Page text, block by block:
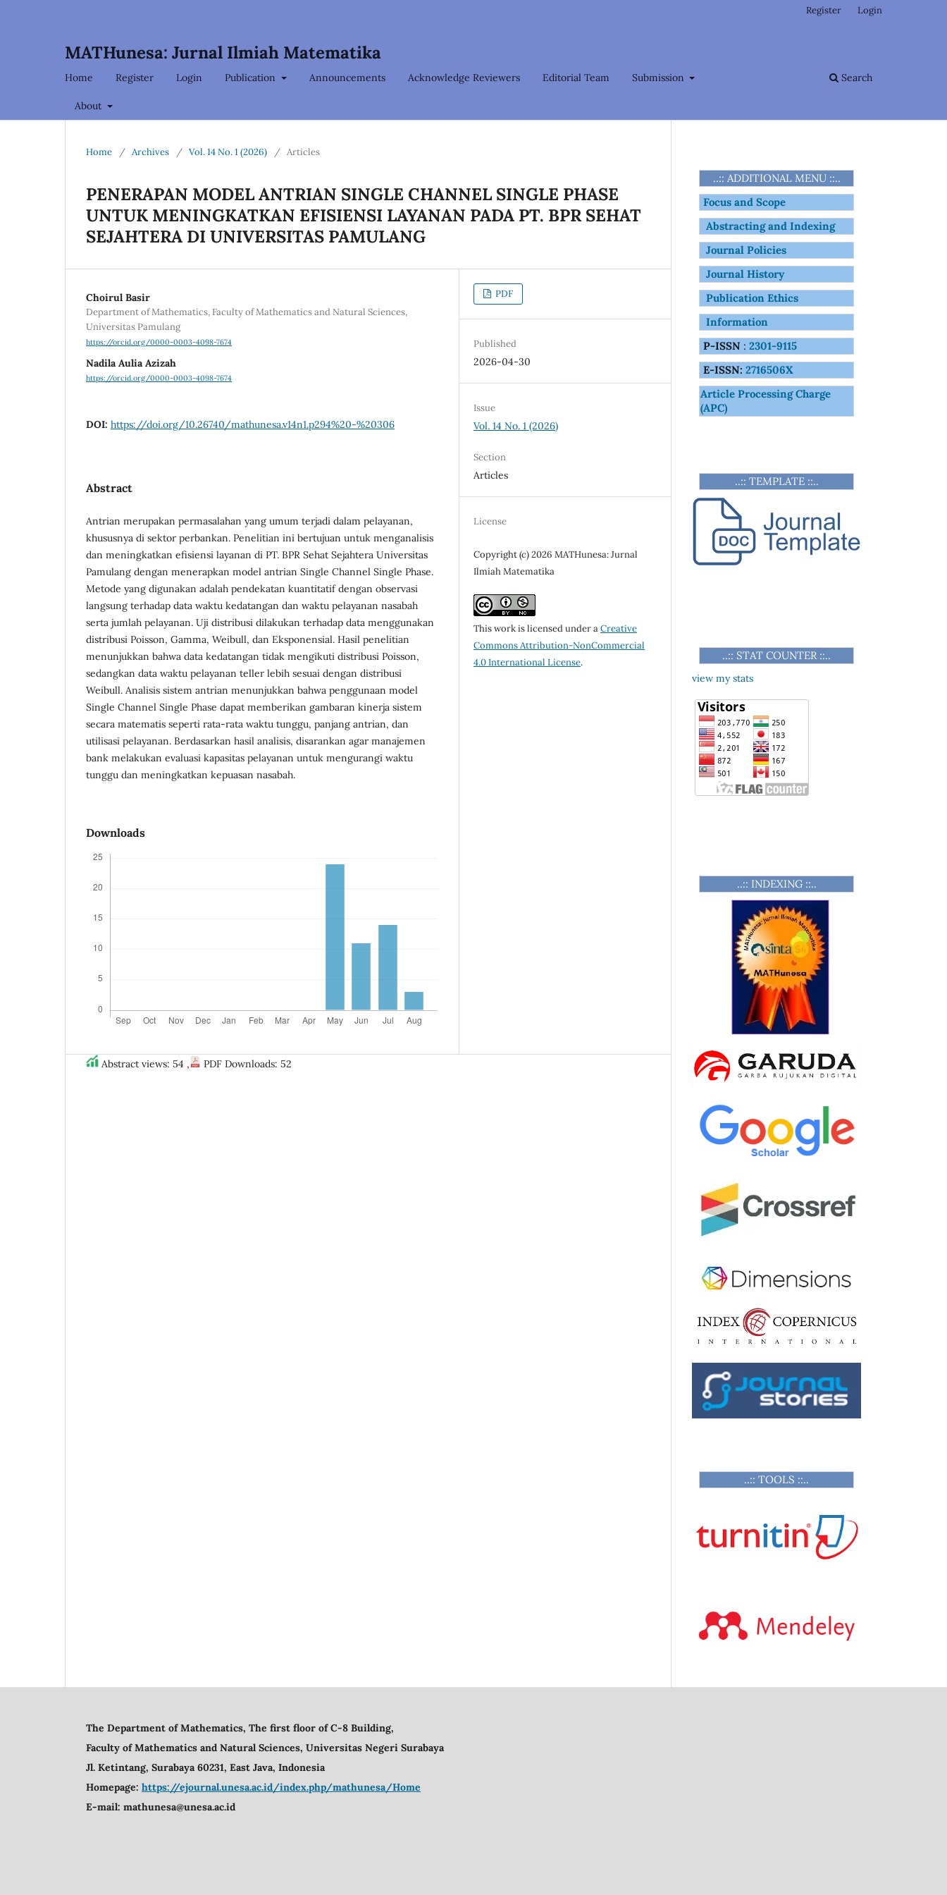
MATHunesa: Jurnal Ilmiah Matematika
Home Register Login Publication Announcements Acknowledge Reviewers Editorial Team Submission
About
Search
Register Login
Home / Archives / Vol. 14 No. 1 (2026) / Articles
PENERAPAN MODEL ANTRIAN SINGLE CHANNEL SINGLE PHASE
UNTUK MENINGKATKAN EFISIENSI LAYANAN PADA PT. BPR SEHAT
SEJAHTERA DI UNIVERSITAS PAMULANG
Choirul Basir
Department of Mathematics, Faculty of Mathematics and Natural Sciences,
Universitas Pamulang
https://orcid.org/0000-0003-4098-7674
Nadila Aulia Azizah
https://orcid.org/0000-0003-4098-7674
DOI: https://doi.org/10.26740/mathunesa.v14n1.p294%20-%20306
Abstract
Antrian merupakan permasalahan yang umum terjadi dalam pelayanan,
khususnya di sektor perbankan. Penelitian ini bertujuan untuk menganalisis
dan meningkatkan efisiensi layanan di PT. BPR Sehat Sejahtera Universitas
Pamulang dengan menerapkan model antrian Single Channel Single Phase.
Metode yang digunakan adalah pendekatan kuantitatif dengan observasi
langsung terhadap data waktu kedatangan dan waktu pelayanan nasabah
serta jumlah pelayanan. Uji distribusi dilakukan terhadap data menggunakan
distribusi Poisson, Gamma, Weibull, dan Eksponensial. Hasil penelitian
menunjukkan bahwa data kedatangan tidak mengikuti distribusi Poisson,
sedangkan data waktu pelayanan teller lebih sesuai dengan distribusi
Weibull. Analisis sistem antrian menunjukkan bahwa penggunaan model
Single Channel Single Phase dapat memberikan gambaran kinerja sistem
secara matematis seperti rata-rata waktu tunggu, panjang antrian, dan
utilisasi pelayanan. Berdasarkan hasil analisis, disarankan agar manajemen
bank melakukan evaluasi kapasitas pelayanan untuk mengurangi waktu
tunggu dan meningkatkan kepuasan nasabah.
Downloads
PDF
Published
2026-04-30
Issue
Vol. 14 No. 1 (2026)
Section
Articles
License
Copyright (c) 2026 MATHunesa: Jurnal
Ilmiah Matematika
This work is licensed under aCreative
Commons Attribution-NonCommercial
4.0 International License.
Abstract views: 54 , PDF Downloads: 52
..:: ADDITIONAL MENU ::..
Focus and Scope
Abstracting and Indexing
Journal Policies
Journal History
Publication Ethics
Information
P-ISSN : 2301-9115
E-ISSN: 2716506X
Article Processing Charge
(APC)
..:: TEMPLATE ::..
..:: STAT COUNTER ::..
view my stats
..:: INDEXING ::..
..:: TOOLS ::..
The Department of Mathematics, The first floor of C-8 Building,
Faculty of Mathematics and Natural Sciences, Universitas Negeri Surabaya
Jl. Ketintang, Surabaya 60231, East Java, Indonesia
Homepage: https://ejournal.unesa.ac.id/index.php/mathunesa/Home
E-mail: mathunesa@unesa.ac.id